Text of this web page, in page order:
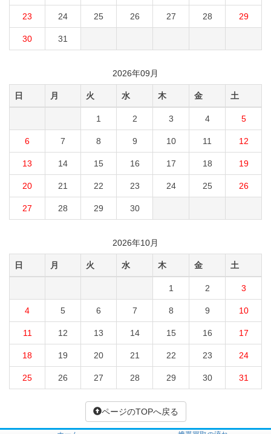
23 24 25 26 27 28 29
30 31
2026年09月
日 月 火 水 木 金 土
1 2 3 4 5
6 7 8 9 10 11 12
13 14 15 16 17 18 19
20 21 22 23 24 25 26
27 28 29 30
2026年10月
日 月 火 水 木 金 土
1 2 3
4 5 6 7 8 9 10
11 12 13 14 15 16 17
18 19 20 21 22 23 24
25 26 27 28 29 30 31
ページのTOPへ戻る